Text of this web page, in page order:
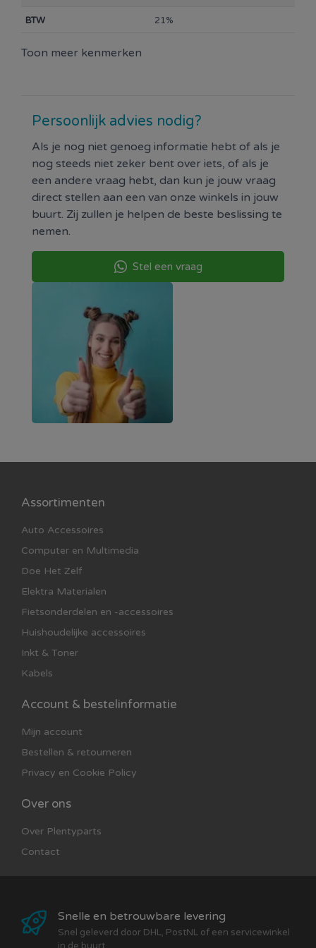
Inclusief 2 sleutels.
BTW 21%
Toon meer kenmerken
Persoonlijk advies nodig?
Als je nog niet genoeg informatie hebt of als je
nog steeds niet zeker bent over iets, of als je
een andere vraag hebt, dan kun je jouw vraag
direct stellen aan een van onze winkels in jouw
buurt. Zij zullen je helpen de beste beslissing te
nemen.
Stel een vraag
Assortimenten
Auto Accessoires
Computer en Multimedia
Doe Het Zelf
Elektra Materialen
Fietsonderdelen en -accessoires
Huishoudelijke accessoires
Inkt & Toner
Kabels
Account & bestelinformatie
Mijn account
Bestellen & retourneren
Privacy en Cookie Policy
Over ons
Over Plentyparts
Contact
Snelle en betrouwbare levering
Snel geleverd door DHL, PostNL of een servicewinkel